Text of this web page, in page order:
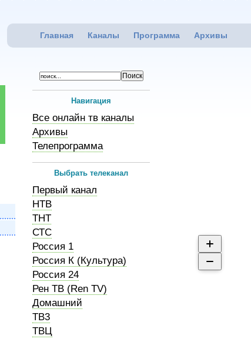
Главная Каналы Программа Архивы
Навигация
Все онлайн тв каналы
Архивы
Телепрограмма
Выбрать телеканал
Первый канал
НТВ
ТНТ
СТС
Россия 1
Россия К (Культура)
Россия 24
Рен ТВ (Ren TV)
Домашний
ТВ3
ТВЦ